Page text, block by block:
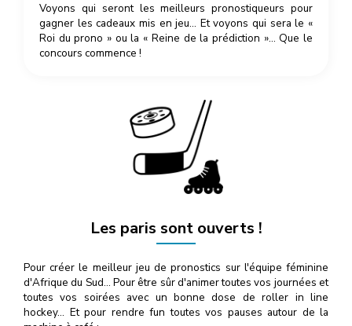
Voyons qui seront les meilleurs pronostiqueurs pour
gagner les cadeaux mis en jeu… Et voyons qui sera le «
Roi du prono » ou la « Reine de la prédiction »… Que le
concours commence !
Les paris sont ouverts !
Pour créer le meilleur jeu de pronostics sur l'équipe féminine
d'Afrique du Sud… Pour être sûr d'animer toutes vos journées et
toutes vos soirées avec un bonne dose de roller in line
hockey… Et pour rendre fun toutes vos pauses autour de la